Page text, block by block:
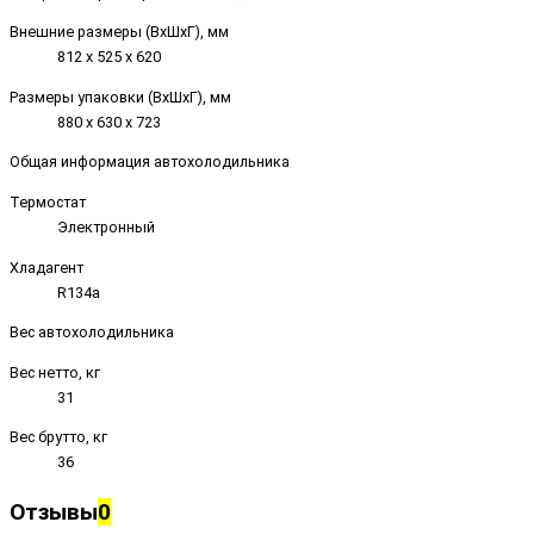
Внешние размеры (ВxШxГ), мм
812 x 525 x 620
Размеры упаковки (ВxШxГ), мм
880 x 630 x 723
Общая информация автохолодильника
Термостат
Электронный
Хладагент
R134a
Вес автохолодильника
Вес нетто, кг
31
Вес брутто, кг
36
Отзывы0